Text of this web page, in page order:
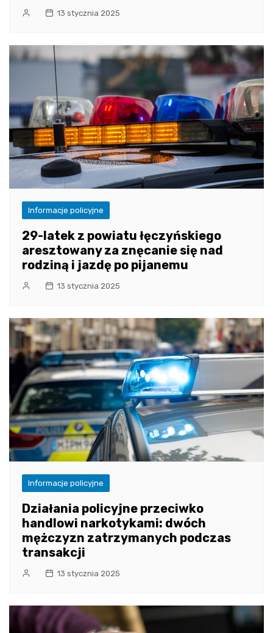
13 stycznia 2025
Informacje policyjne
29-latek z powiatu łęczyńskiego
aresztowany za znęcanie się nad
rodziną i jazdę po pijanemu
13 stycznia 2025
Informacje policyjne
Działania policyjne przeciwko
handlowi narkotykami: dwóch
mężczyzn zatrzymanych podczas
transakcji
13 stycznia 2025